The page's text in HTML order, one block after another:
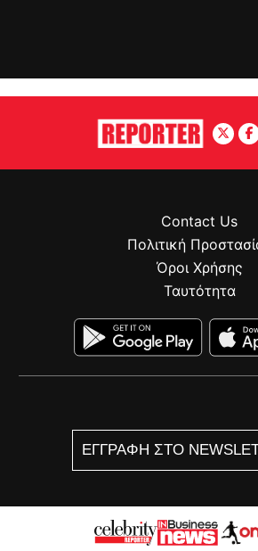
ΕΓΓΡΑΦΗ ΣΤΟ
Contact Us
Πολιτική
Όροι Χρήσης
Ταυτότητα